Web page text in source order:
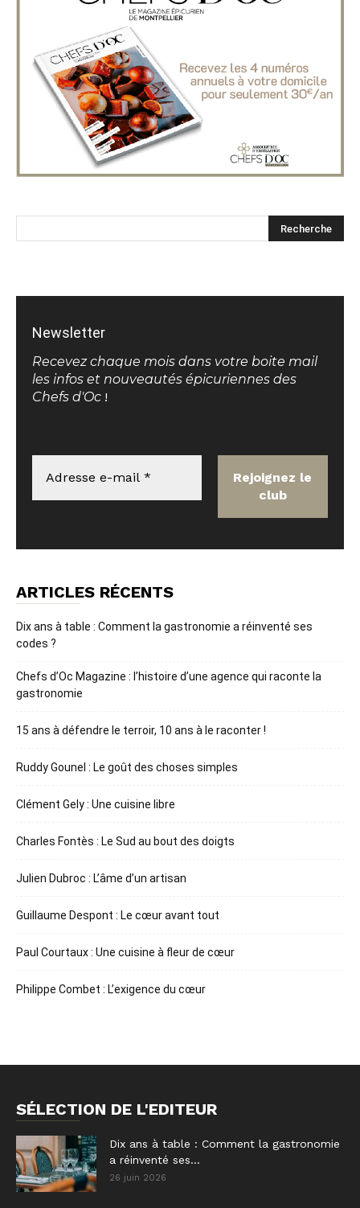
Newsletter
Recevez chaque mois dans votre boite mail
les infos et nouveautés épicuriennes des
Chefs d'Oc !
ARTICLES RÉCENTS
Dix ans à table : Comment la gastronomie a réinventé ses
codes ?
Chefs d’Oc Magazine : l’histoire d’une agence qui raconte la
gastronomie
15 ans à défendre le terroir, 10 ans à le raconter !
Ruddy Gounel : Le goût des choses simples
Clément Gely : Une cuisine libre
Charles Fontès : Le Sud au bout des doigts
Julien Dubroc : L’âme d’un artisan
Guillaume Despont : Le cœur avant tout
Paul Courtaux : Une cuisine à fleur de cœur
Philippe Combet : L’exigence du cœur
SÉLECTION DE L'EDITEUR
Dix ans à table : Comment la gastronomie
a réinventé ses...
26 juin 2026